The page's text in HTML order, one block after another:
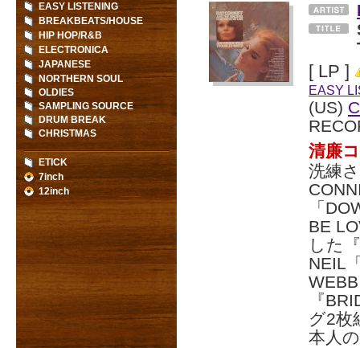
[ LP ]
EASY
(US)
清廉
洗練
「
BE
した
NEIL
『
グ2枚
本人
EASY LISTENING
BREAKBEATS/HOUSE
HIP HOP/R&B
ELECTRONICA
JAPANESE
NORTHERN SOUL
OLDIES
SAMPLING SOURCE
DRUM BREAK
CHRISTMAS
ETICK
7inch
12inch